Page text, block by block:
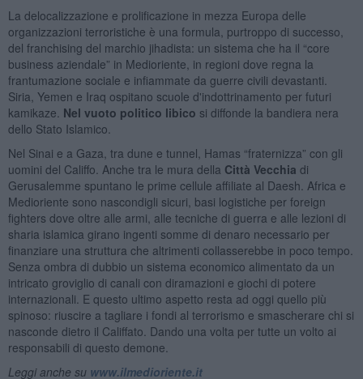
La delocalizzazione e prolificazione in mezza Europa delle
organizzazioni terroristiche è una formula, purtroppo di successo,
del franchising del marchio jihadista: un sistema che ha il “core
business aziendale” in Medioriente, in regioni dove regna la
frantumazione sociale e infiammate da guerre civili devastanti.
Siria, Yemen e Iraq ospitano scuole d'indottrinamento per futuri
kamikaze. Nel vuoto politico libico si diffonde la bandiera nera
dello Stato Islamico.
Nel Sinai e a Gaza, tra dune e tunnel, Hamas “fraternizza” con gli
uomini del Califfo. Anche tra le mura della Città Vecchia di
Gerusalemme spuntano le prime cellule affiliate al Daesh. Africa e
Medioriente sono nascondigli sicuri, basi logistiche per foreign
fighters dove oltre alle armi, alle tecniche di guerra e alle lezioni di
sharia islamica girano ingenti somme di denaro necessario per
finanziare una struttura che altrimenti collasserebbe in poco tempo.
Senza ombra di dubbio un sistema economico alimentato da un
intricato groviglio di canali con diramazioni e giochi di potere
internazionali. E questo ultimo aspetto resta ad oggi quello più
spinoso: riuscire a tagliare i fondi al terrorismo e smascherare chi si
nasconde dietro il Califfato. Dando una volta per tutte un volto ai
responsabili di questo demone.
Leggi anche su www.ilmedioriente.it